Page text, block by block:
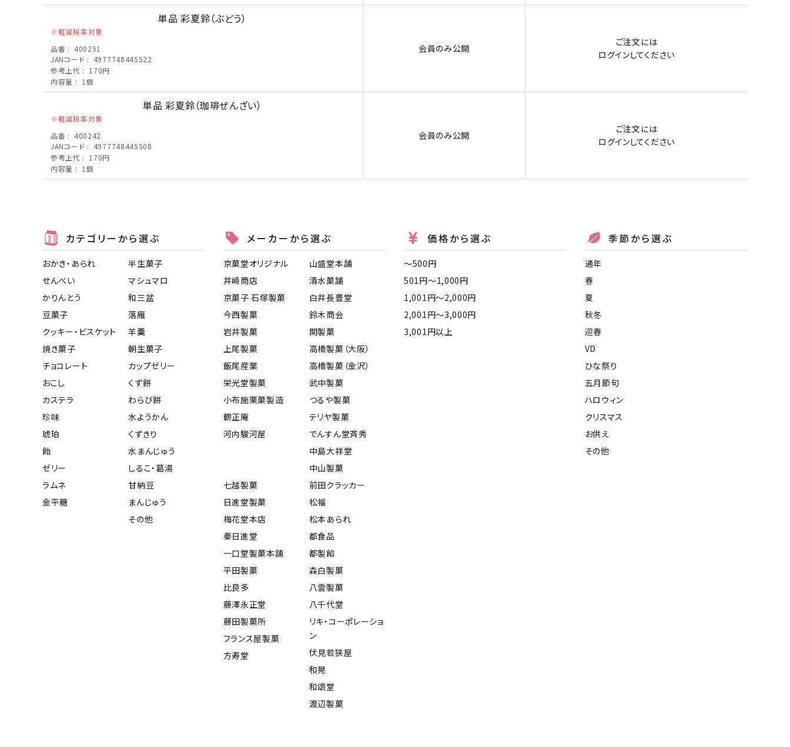
単品 彩夏鈴（ぶどう）
軽減税率対象
品番
400251
JANコード
4977748445522
参考上代
170円
内容量
1個
会員のみ公開
ご注文には
ログインしてください
単品 彩夏鈴（珈琲ぜんざい）
軽減税率対象
品番
400242
JANコード
4977748445508
参考上代
170円
内容量
1個
会員のみ公開
ご注文には
ログインしてください
カテゴリーから選ぶ
おかき・あられ
せんべい
かりんとう
豆菓子
クッキー・ビスケット
焼き菓子
チョコレート
おこし
カステラ
珍味
琥珀
飴
ゼリー
ラムネ
金平糖
半生菓子
マシュマロ
和三盆
落雁
羊羹
朝生菓子
カップゼリー
くず餅
わらび餅
水ようかん
くずきり
水まんじゅう
しるこ・葛湯
甘納豆
まんじゅう
その他
メーカーから選ぶ
京菓堂オリジナル
井崎商店
京菓子 石塚製菓
今西製菓
岩井製菓
上尾製菓
飯尾産業
栄光堂製菓
小布施栗菓製造
鶴正庵
河内駿河屋
山盛堂本舗
清水菓舗
白井長豊堂
鈴木商会
関製菓
高橋製菓（大阪）
高橋製菓（金沢）
武中製菓
つるや製菓
テリヤ製菓
でんすん堂斉秀
中島大祥堂
中山製菓
七越製菓
日進堂製菓
梅花堂本店
秦日進堂
一口堂製菓本舗
平田製菓
比良多
藤澤永正堂
藤田製菓所
フランス屋製菓
方寿堂
前田クラッカー
松福
松本あられ
都食品
都製餡
森白製菓
八雲製菓
八千代堂
リキ・コーポレーショ
ン
伏見若狭屋
和晃
和頌堂
渡辺製菓
価格から選ぶ
〜500円
501円〜1,000円
1,001円〜2,000円
2,001円〜3,000円
3,001円以上
季節から選ぶ
通年
春
夏
秋冬
迎春
VD
ひな祭り
五月節句
ハロウィン
クリスマス
お供え
その他